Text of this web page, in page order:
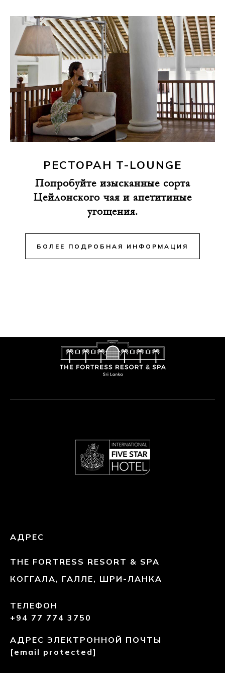
РЕСТОРАН T-LOUNGE
Попробуйте изысканные сорта
Цейлонского чая и апетитиные
угощения.
БОЛЕЕ ПОДРОБНАЯ ИНФОРМАЦИЯ
АДРЕС
THE FORTRESS RESORT & SPA
КОГГАЛА, ГАЛЛЕ, ШРИ-ЛАНКА
ТЕЛЕФОН
+94 77 774 3750
АДРЕС ЭЛЕКТРОННОЙ ПОЧТЫ
[email protected]